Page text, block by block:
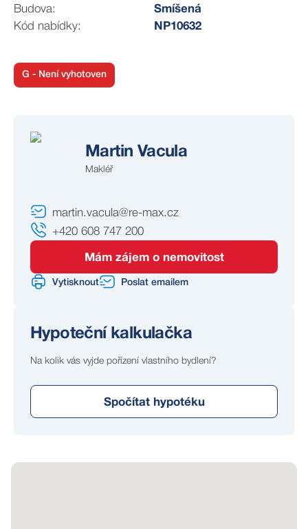
Budova:
Smíšená
Kód nabídky:
NP10632
G - Není vyhotoven
Martin Vacula
Makléř
martin.vacula@re-max.cz
+420 608 747 200
Mám zájem o nemovitost
Vytisknout Poslat emailem
Hypoteční kalkulačka
Na kolik vás vyjde pořízení vlastního bydlení?
Spočítat hypotéku